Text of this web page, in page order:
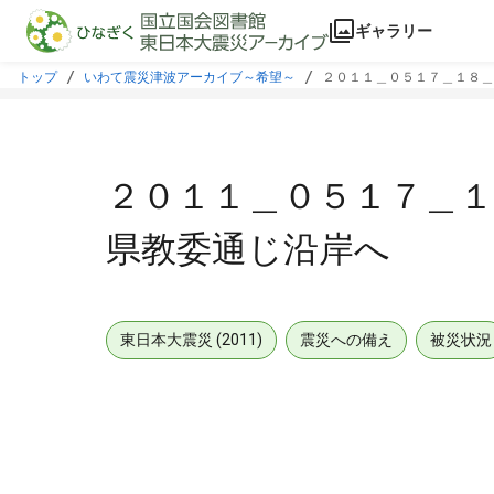
本文に飛ぶ
ギャラリー
トップ いわて震災津波アーカイブ～希望～ ２０１１＿０５１７＿１
２０１１＿０５１７
県教委通じ沿岸へ
東日本大震災 (2011) 震災への備え 被災状況